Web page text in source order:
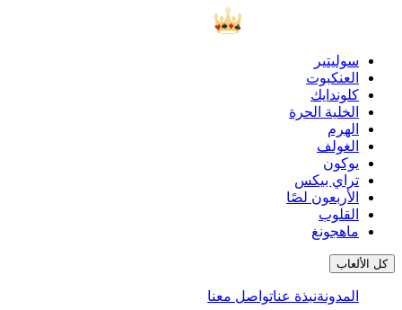
سوليتير
العنكبوت
كلوندايك
الخلية الحرة
الهرم
الغولف
يوكون
تراي بيكس
الأربعون لصًا
القلوب
ماهجونغ
كل الألعاب
المدونةنبذة عناتواصل معنا